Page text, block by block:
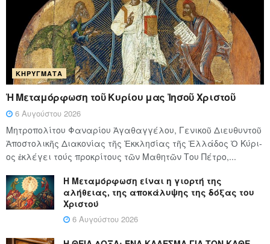
ΚΗΡΎΓΜΑΤΑ
Ἡ Μεταμόρφωση τοῦ Κυρίου μας Ἰησοῦ Χριστοῦ
6 Αυγούστου 2026
Μητροπολίτου Φαναρίου Ἀγαθαγγέλου, Γενικοῦ Διευθυντοῦ
Ἀποστολικῆς Διακονίας τῆς Ἐκκλησίας τῆς Ἑλλάδος Ὁ Κύ­ρι­
ος ἐκλέγει τούς προ­κρί­τους τῶν Μα­θη­τῶν Του Πέ­τρο,...
Η Μεταμόρφωση είναι η γιορτή της
αλήθειας, της αποκάλυψης της δόξας του
Χριστού
6 Αυγούστου 2026